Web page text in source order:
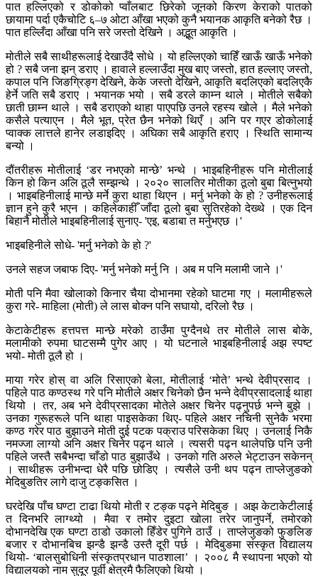
पात हल्लिएको र डोकोको प्वाँलबाट छिरेको जूनको किरण केराको पातको
छायामा पर्दा एकैचोटि ६–७ ओटा आँखा भएको कुनै भयानक आकृति बनेको रैछ ।
पात हल्लिँदा आँखा पनि सरे जस्तो देखिने । अद्भूत आकृति ।
मोतीले सबै साथीहरूलाई देखाउँदै सोधे । यो हल्लिएको चाहिँ खाऊँ खाऊँ भनेको
हो ? सबै जना झन् डराए । हावाले हल्लाउँदा मुख बाए जस्तो, हात हल्लाए जस्तो,
कपाल पनि जिङग्रिङ्ग देखिने, केके जस्तो देखिने, आकृति बदलिएको बदलिएकै
हेर्ने जति सबै डराए । भयानक भयो । सबै डरले काम्न थाले । मोतीले सबैको
छाती छाम्न थाले । सबै डराएको थाहा पाएपछि उनले रहस्य खोले । मैले भनेको
कसैले पत्याएन । मैले भूत, प्रेत छैन भनेको थिएँ । अनि पर गएर डोकोलाई
प्वाक्क लात्तले हानेर लडाइदिए । अघिका सबै आकृति हराए । स्थिति सामान्य
बन्यो ।
दौंतरीहरू मोतीलाई ‘डर नभएको मान्छे’ भन्थे । भाइबहिनीहरू पनि मोतीलाई
किन हो किन अलि ठूलै सम्झन्थे । २०२० सालतिर मोतीका ठूलो बुबा बित्नुभयो
। भाइबहिनीलाई मान्छे मर्ने कुरा थाहा थिएन । मर्नु भनेको के हो ? उनीहरूलाई
ज्ञान हुने कुरै भएन । कहिलेकाहीँ जाँदा ठूलो बुबा सुतिरहेको देख्थे । एक दिन
बिहानै मोतीले भाइबहिनीलाई सुनाए- 'एइ, बडाबा त मर्नुभएछ ।'
भाइबहिनीले सोधे- 'मर्नु भनेको के हो ?'
उनले सहज जबाफ दिए- 'मर्नु भनेको मर्नु नि । अब म पनि मलामी जाने ।'
मोती पनि मैवा खोलाको किनार चैया दोभानमा रहेको घाटमा गए । मलामीहरूले
कुरा गरे- माहिला (मोती) ले लास बोक्न पनि सघायो, दरिलो रैछ ।
केटाकेटीहरू हत्तपत्त मान्छे मरेको ठाउँमा पुग्दैनथे तर मोतीले लास बोके,
मलामीको रुपमा घाटसम्मै पुगेर आए । यो घटनाले भाइबहिनीलाई अझ स्पष्ट
भयो- मोती ठूलै हो ।
माया गरेर होस् वा अलि रिसाएको बेला, मोतीलाई ‘मोते’ भन्थे देवीप्रसाद ।
पहिले पाठ कण्ठस्थ गरे पनि मोतीले अक्षर चिनेको छैन भन्ने देवीप्रसादलाई थाहा
थियो । तर, अब भने देवीप्रसादका मोतेले अक्षर चिनेर पढ्नुपर्छ भन्ने बुझे ।
उनका गुरूहरूले पनि थाहा पाइसकेका थिए- पहिले अक्षर नचिनी सुनेकै भरमा
कण्ठ गरेर पाठ बुझाउने मोती दुई पटक पक्राउ परिसकेका थिए । उनलाई निकै
नमज्जा लाग्यो अनि अक्षर चिनेर पढ्न थाले । त्यसरी पढ्न थालेपछि पनि उनी
पहिले जस्तै सबैभन्दा चाँडो पाठ बुझाउँथे । उनको गति अरुले भेट्टाउन सकेनन्
। साथीहरू उनीभन्दा धेरै पछि छोडिए । त्यसैले उनी थप पढ्न ताप्लेजुङको
मेदिबुङतिर लागे दाजु टङ्कसित ।
घरदेखि पाँच घण्टा टाढा थियो मोती र टङ्क पढ्ने मेदिबुङ । अझ केटाकेटीलाई
त दिनभरि लाग्थ्यो । मैवा र तमोर दुइटा खोला तरेर जानुपर्ने, तमोरको
दोभानदेखि एक घण्टा ठाडो उकालो हिँडेर पुगिने ठाउँ । ताप्लेजुङको फुङलिङ
बजार र दोभानबिच झन्डै झन्डै उस्तै दूरी पर्छ । मेदिबुङमा संस्कृत विद्यालय
थियो- ‘बालसुबोधिनी संस्कृतप्रधान पाठशाला’ । २००८ मै स्थापना भएको यो
विद्यालयको नाम सुदूर पूर्वी क्षेत्रमै फैलिएको थियो ।